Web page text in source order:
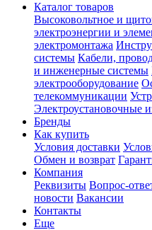
Каталог товаров
Высоковольтное и
электроэнергии и
электромонтажа
системы Кабели,
и инженерные системы
электрооборудование
телекоммуникации
Электроустановочные
Бренды
Как купить
Условия доставки
Обмен и возврат
Компания
Реквизиты Вопрос-
новости Вакансии
Контакты
Еще